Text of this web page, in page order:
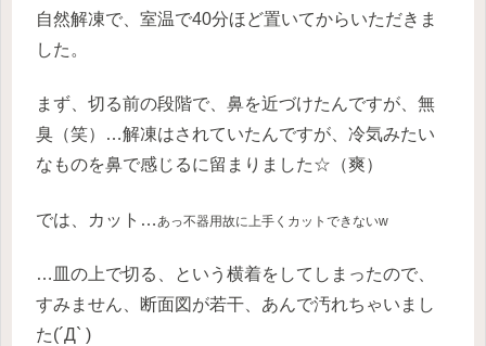
自然解凍で、室温で40分ほど置いてからいただきま
した。
まず、切る前の段階で、鼻を近づけたんですが、無
臭（笑）…解凍はされていたんですが、冷気みたい
なものを鼻で感じるに留まりました☆（爽）
では、カット… あっ不器用故に上手くカットできないw
…皿の上で切る、という横着をしてしまったので、
すみません、断面図が若干、あんで汚れちゃいまし
た(´Д` )